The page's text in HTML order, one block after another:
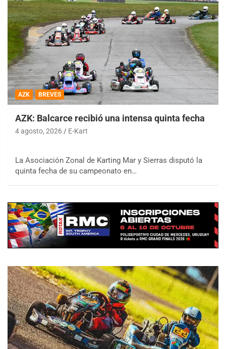
AZK BREVES
AZK: Balcarce recibió una intensa quinta fecha
4 agosto, 2026 E-Kart
La Asociación Zonal de Karting Mar y Sierras disputó la
quinta fecha de su campeonato en…